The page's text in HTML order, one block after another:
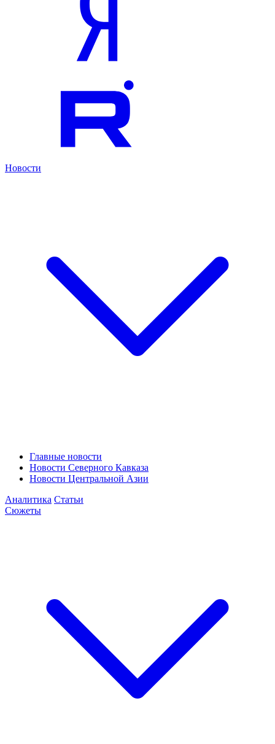
Новости
Главные новости
Новости Северного Кавказа
Новости Центральной Азии
Аналитика Статьи
Сюжеты